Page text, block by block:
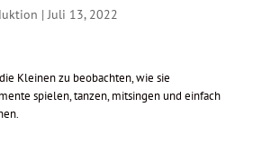
|Juli 13, 2022
Kleinen zu beobachten, wie sie
spielen, tanzen, mitsingen und einfach